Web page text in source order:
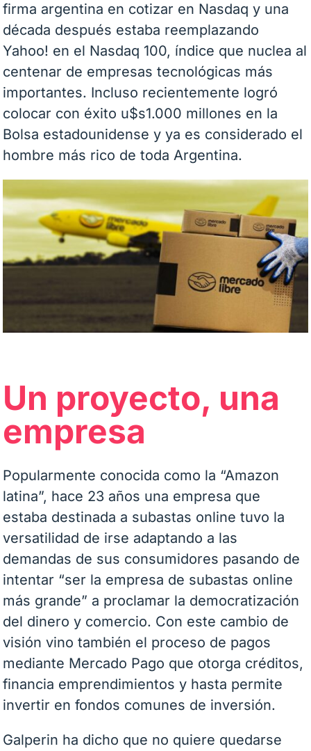
firma argentina en cotizar en Nasdaq y una
década después estaba reemplazando
Yahoo! en el Nasdaq 100, índice que nuclea al
centenar de empresas tecnológicas más
importantes. Incluso recientemente logró
colocar con éxito u$s1.000 millones en la
Bolsa estadounidense y ya es considerado el
hombre más rico de toda Argentina.
Un proyecto, una
empresa
Popularmente conocida como la “Amazon
latina”, hace 23 años una empresa que
estaba destinada a subastas online tuvo la
versatilidad de irse adaptando a las
demandas de sus consumidores pasando de
intentar “ser la empresa de subastas online
más grande” a proclamar la democratización
del dinero y comercio. Con este cambio de
visión vino también el proceso de pagos
mediante Mercado Pago que otorga créditos,
financia emprendimientos y hasta permite
invertir en fondos comunes de inversión.
Galperin ha dicho que no quiere quedarse